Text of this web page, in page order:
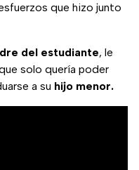
que hizo junto
del estudiante, le
solo quería poder
a su hijo menor.